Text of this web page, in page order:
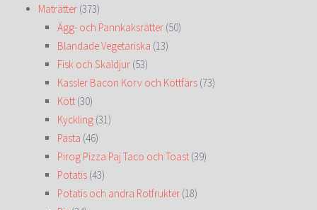
Maträtter (373)
Ägg- och Pannkaksrätter (50)
Blandade Vegetariska (13)
Fisk och Skaldjur (53)
Kassler Bacon Korv och Köttfärs (73)
Kött (30)
Kyckling (31)
Pasta (46)
Pirog Pizza Paj Taco och Toast (39)
Potatis (43)
Potatis och andra Rotfrukter (18)